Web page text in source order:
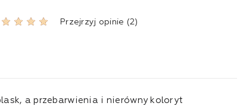
Przejrzyj opinie (2)
a przebarwienia i nierówny koloryt